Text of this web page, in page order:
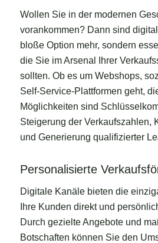
Wollen Sie in der modernen
vorankommen? Dann sind
bloße Option mehr, sondern
die Sie im Arsenal Ihrer
sollten. Ob es um Webshops,
Self-Service-Plattformen geht,
Möglichkeiten sind
Steigerung der Verkaufszahlen,
und Generierung qualifizierter
Personalisierte
Digitale Kanäle bieten die
Ihre Kunden direkt und
Durch gezielte Angebote und
Botschaften können Sie den